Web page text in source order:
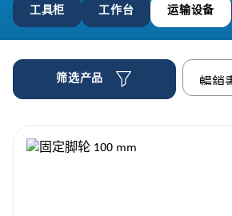
工具柜 工作台 运输设备
筛选产品